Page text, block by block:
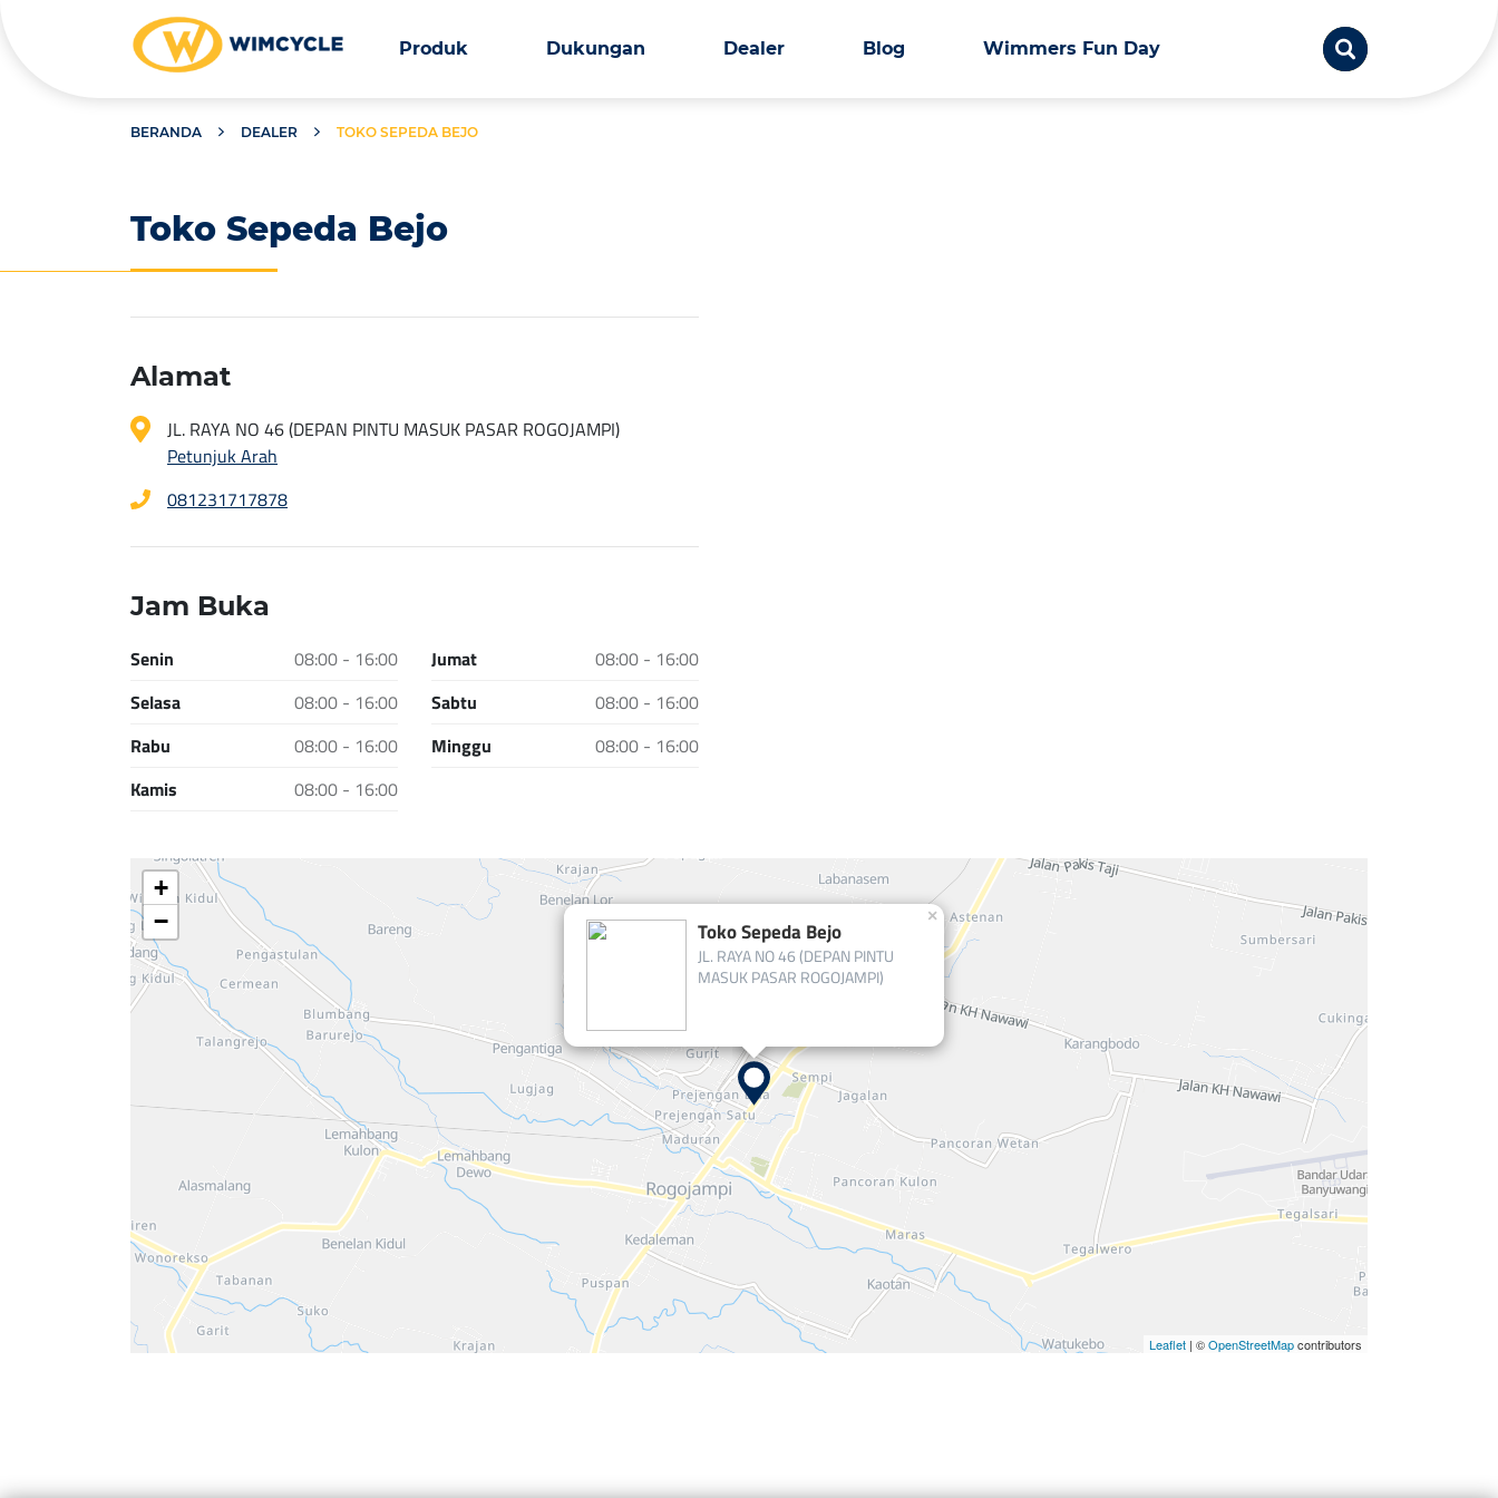
Produk Dukungan Dealer Blog Wimmers Fun Day
BERANDA DEALER TOKO SEPEDA BEJO
Toko Sepeda Bejo
Alamat
JL. RAYA NO 46 (DEPAN PINTU MASUK PASAR ROGOJAMPI)
Petunjuk Arah
081231717878
Jam Buka
Senin
08:00 - 16:00
Selasa
08:00 - 16:00
Rabu
08:00 - 16:00
Kamis
08:00 - 16:00
Jumat
08:00 - 16:00
Sabtu
08:00 - 16:00
Minggu
08:00 - 16:00
Toko Sepeda Bejo
JL. RAYA NO 46 (DEPAN PINTU
MASUK PASAR ROGOJAMPI)
×
+
−
Leaflet | ©OpenStreetMapcontributors